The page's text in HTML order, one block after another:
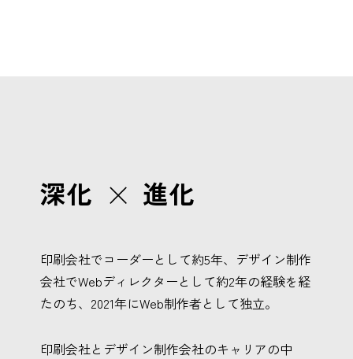
深化 × 進化
印刷会社でコーダーとして約5年、デザイン制作
会社でWebディレクターとして約2年の経験を経
たのち、2021年にWeb制作者として独立。
印刷会社とデザイン制作会社のキャリアの中